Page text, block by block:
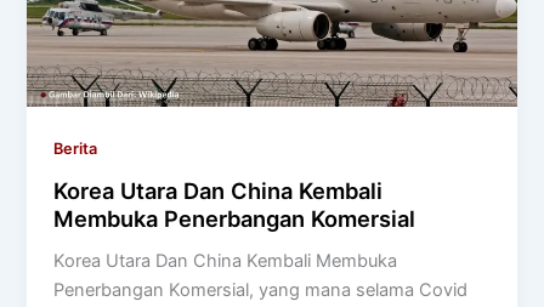
Berita
Korea Utara Dan China Kembali
Membuka Penerbangan Komersial
Korea Utara Dan China Kembali Membuka
Penerbangan Komersial, yang mana selama Covid